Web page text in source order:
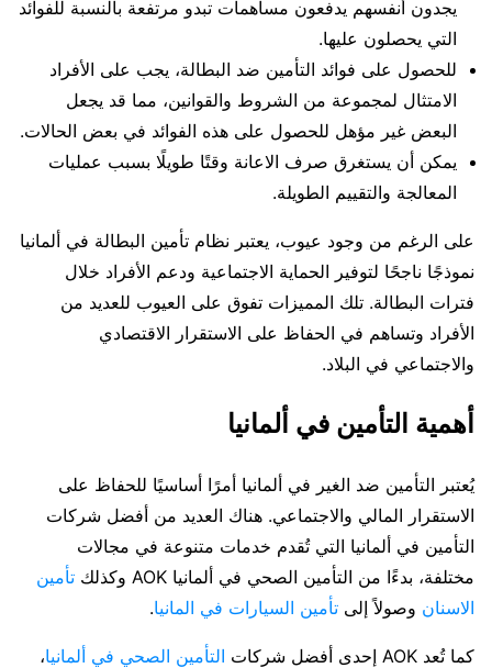
يجدون أنفسهم يدفعون مساهمات تبدو مرتفعة بالنسبة للفوائد
التي يحصلون عليها.
للحصول على فوائد التأمين ضد البطالة، يجب على الأفراد
الامتثال لمجموعة من الشروط والقوانين، مما قد يجعل
البعض غير مؤهل للحصول على هذه الفوائد في بعض الحالات.
يمكن أن يستغرق صرف الاعانة وقتًا طويلًا بسبب عمليات
المعالجة والتقييم الطويلة.
على الرغم من وجود عيوب، يعتبر نظام تأمين البطالة في ألمانيا
نموذجًا ناجحًا لتوفير الحماية الاجتماعية ودعم الأفراد خلال
فترات البطالة. تلك المميزات تفوق على العيوب للعديد من
الأفراد وتساهم في الحفاظ على الاستقرار الاقتصادي
والاجتماعي في البلاد.
أهمية التأمين في ألمانيا
يُعتبر التأمين ضد الغير في ألمانيا أمرًا أساسيًا للحفاظ على
الاستقرار المالي والاجتماعي. هناك العديد من أفضل شركات
التأمين في ألمانيا التي تُقدم خدمات متنوعة في مجالات
مختلفة، بدءًا من التأمين الصحي في ألمانيا AOK وكذلك
تأمين
الاسنان وصولاً إلى تأمين السيارات في المانيا.
كما تُعد AOK إحدى أفضل شركات التأمين الصحي في ألمانيا،